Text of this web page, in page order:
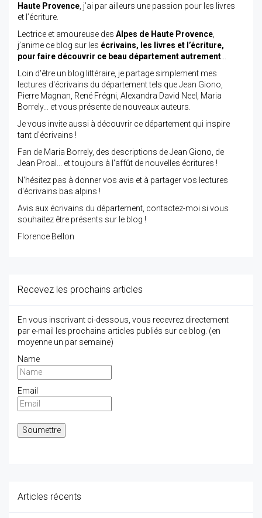
Haute Provence , j’ai par ailleurs une passion pour les livres
et l’écriture.
Lectrice et amoureuse des Alpes de Haute Provence
j’anime ce blog sur les écrivains, les livres et l’écriture,
pour faire découvrir ce beau département autrement
Loin d'être un blog littéraire, je partage simplement mes
lectures d'écrivains du département tels que Jean Giono,
Pierre Magnan, René Frégni, Alexandra David Neel, Maria
Borrely... et vous présente de nouveaux auteurs.
Je vous invite aussi à découvrir ce département qui inspire
tant d'écrivains !
Fan de Maria Borrely, des descriptions de Jean Giono, de
Jean Proal... et toujours à l'affût de nouvelles écritures !
N'hésitez pas à donner vos avis et à partager vos lectures
d'écrivains bas alpins !
Avis aux écrivains du département, contactez-moi si vous
souhaitez être présents sur le blog !
Florence Bellon
Recevez les prochains articles
En vous inscrivant ci-dessous, vous recevrez directement
par e-mail les prochains articles publiés sur ce blog. (en
moyenne un par semaine)
Name
Email
Articles récents